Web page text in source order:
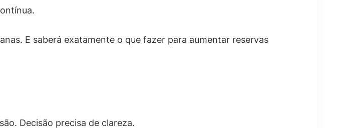
E saberá exatamente o que fazer para aumentar reservas
Decisão precisa de clareza.